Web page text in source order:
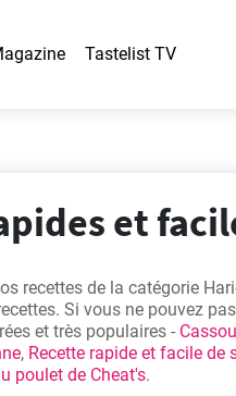
Tastelist TV
et
recettes de la catégorie
Si vous ne pouvez
et très populaires -
, Recette rapide et facile de
poulet de Cheat's.